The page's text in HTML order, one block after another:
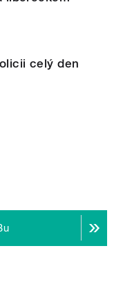
celý den